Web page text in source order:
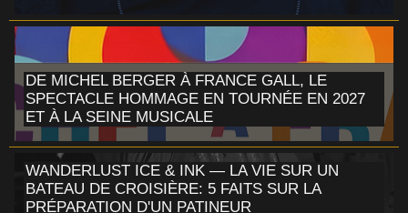
DE MICHEL BERGER À FRANCE GALL, LE
SPECTACLE HOMMAGE EN TOURNÉE EN 2027
ET À LA SEINE MUSICALE
WANDERLUST ICE & INK — LA VIE SUR UN
BATEAU DE CROISIÈRE: 5 FAITS SUR LA
PRÉPARATION D'UN PATINEUR